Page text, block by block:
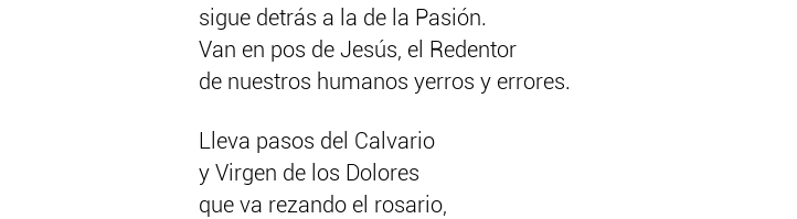
sigue detrás a la de la Pasión.
Van en pos de Jesús, el Redentor
de nuestros humanos yerros y errores.
Lleva pasos del Calvario
y Virgen de los Dolores
que va rezando el rosario,